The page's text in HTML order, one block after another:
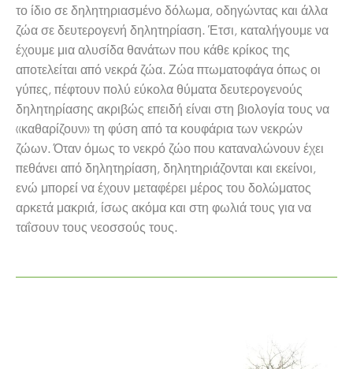
το ίδιο σε δηλητηριασμένο δόλωμα, οδηγώντας και άλλα
ζώα σε δευτερογενή δηλητηρίαση. Έτσι, καταλήγουμε να
έχουμε μια αλυσίδα θανάτων που κάθε κρίκος της
αποτελείται από νεκρά ζώα. Ζώα πτωματοφάγα όπως οι
γύπες, πέφτουν πολύ εύκολα θύματα δευτερογενούς
δηλητηρίασης ακριβώς επειδή είναι στη βιολογία τους να
«καθαρίζουν» τη φύση από τα κουφάρια των νεκρών
ζώων. Όταν όμως το νεκρό ζώο που καταναλώνουν έχει
πεθάνει από δηλητηρίαση, δηλητηριάζονται και εκείνοι,
ενώ μπορεί να έχουν μεταφέρει μέρος του δολώματος
αρκετά μακριά, ίσως ακόμα και στη φωλιά τους για να
ταΐσουν τους νεοσσούς τους.